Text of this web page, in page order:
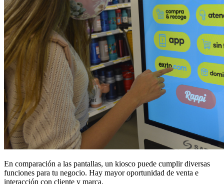
En comparación a las pantallas, un kiosco puede cumplir diversas
funciones para tu negocio. Hay mayor oportunidad de venta e
interacción con cliente y marca.